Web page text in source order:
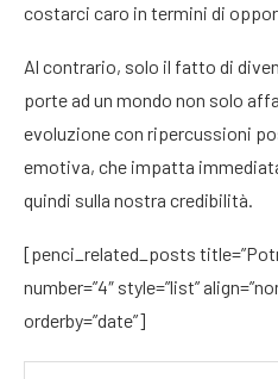
costarci caro in termini di
Al contrario, solo il fatto di
porte ad un mondo non solo
evoluzione con ripercussioni
emotiva, che impatta
quindi sulla nostra credibilità.
[penci_related_posts
number=”4″ style=”list”
orderby=”date”]